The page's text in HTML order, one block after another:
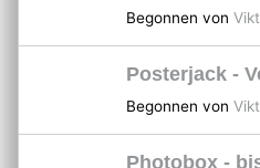
Begonnen von
Posterjack -
Begonnen von
Photobox -